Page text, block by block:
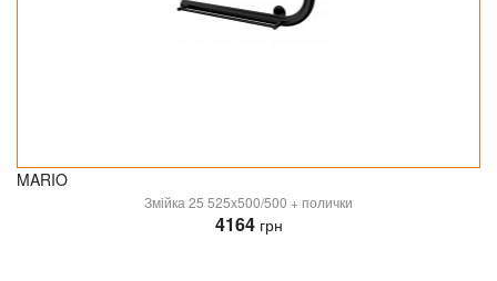
MARIO
Змійка 25 525х500/500 + полички
4164грн